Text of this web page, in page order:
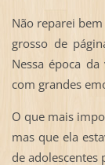
Não reparei
grosso de
Nessa época
com grandes
O que mais
mas que ela
de